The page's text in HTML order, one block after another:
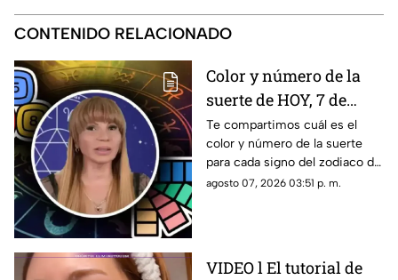
CONTENIDO RELACIONADO
Color y número de la
suerte de HOY, 7 de
agosto de 2026:
Predicciones de Mhoni
Vidente para cada
signo este viernes
Te compartimos cuál es el
color y número de la suerte
para cada signo del zodiaco de
acuerdo al horóscopo de
agosto 07, 2026 03:51 p. m.
VIDEO l El tutorial de